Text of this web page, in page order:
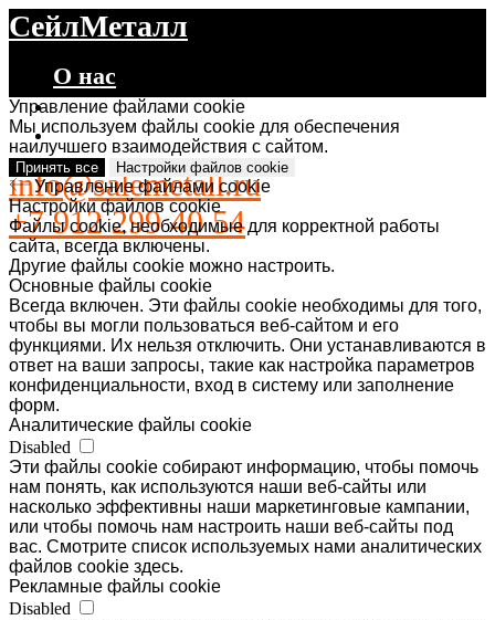
СейлМеталл
О нас
Каталог
Контакты
info@salemetall.ru
+7 912 299 40 54
Управление файлами cookie
Мы используем файлы cookie для обеспечения
наилучшего взаимодействия с сайтом.
Принять все Настройки файлов cookie
Управление файлами cookie
Настройки файлов cookie
Файлы cookie, необходимые для корректной работы
сайта, всегда включены.
Другие файлы cookie можно настроить.
Основные файлы cookie
Всегда включен. Эти файлы cookie необходимы для того,
чтобы вы могли пользоваться веб-сайтом и его
функциями. Их нельзя отключить. Они устанавливаются в
ответ на ваши запросы, такие как настройка параметров
конфиденциальности, вход в систему или заполнение
форм.
Аналитические файлы cookie
Disabled
Эти файлы cookie собирают информацию, чтобы помочь
нам понять, как используются наши веб-сайты или
насколько эффективны наши маркетинговые кампании,
или чтобы помочь нам настроить наши веб-сайты под
вас. Смотрите список используемых нами аналитических
файлов cookie здесь.
Рекламные файлы cookie
Disabled